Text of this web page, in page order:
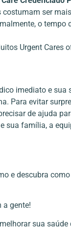
costumam ser
o tempo
Urgent Cares
imediato e
Para evitar
de ajuda
sua família, a
e descubra
a gente!
sua